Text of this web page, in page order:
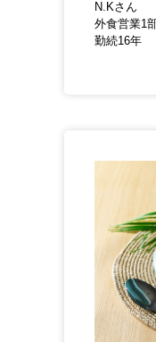
N.Kさん
外食営業1
勤続16年